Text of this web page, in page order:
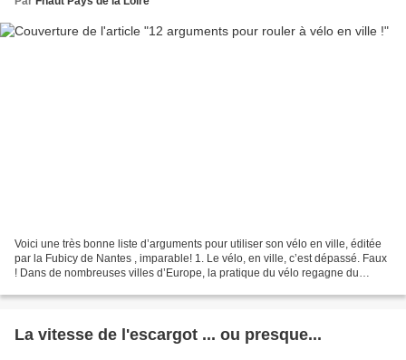
Voici une très bonne liste d’arguments pour utiliser son vélo en ville, éditée
par la Fubicy de Nantes , imparable! 1. Le vélo, en ville, c’est dépassé. Faux
! Dans de nombreuses villes d’Europe, la pratique du vélo regagne du
La vitesse de l'escargot ... ou presque...